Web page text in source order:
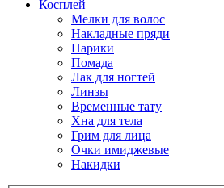
Косплей
Мелки для волос
Накладные пряди
Парики
Помада
Лак для ногтей
Линзы
Временные тату
Хна для тела
Грим для лица
Очки имиджевые
Накидки